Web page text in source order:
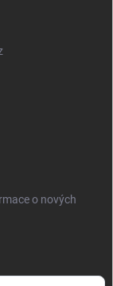
o nových